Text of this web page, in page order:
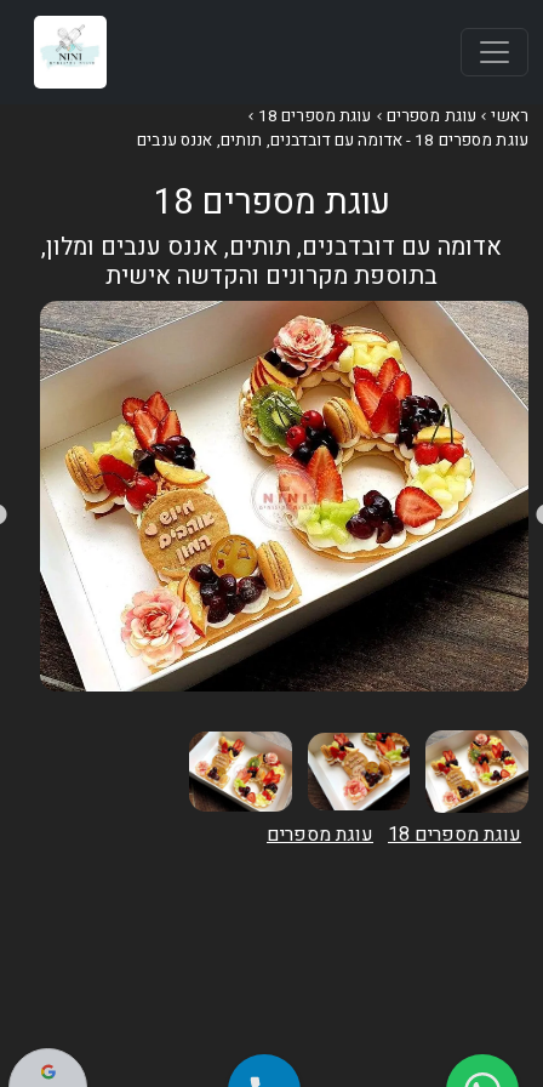
ראשי עוגת מספרים
עוגת מספרים 18
עוגת מספרים 18 - אדומה עם דובדבנים, תותים, אננס ענבים
עוגת מספרים 18
אדומה עם דובדבנים, תותים, אננס ענבים ומלון,
בתוספת מקרונים והקדשה אישית
עוגת מספרים 18 עוגת מספרים